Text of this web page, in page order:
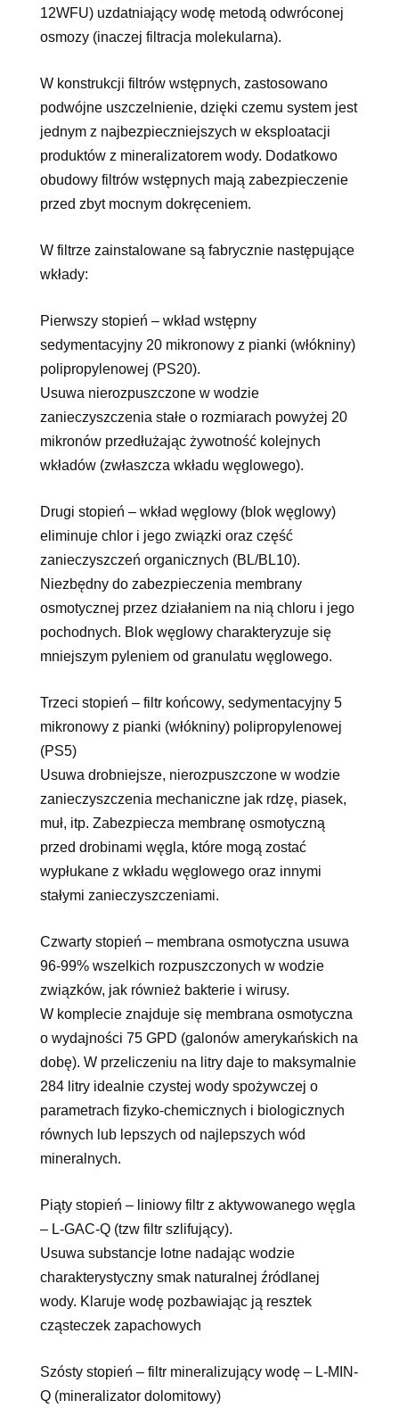
12WFU) uzdatniający wodę metodą odwróconej
osmozy (inaczej filtracja molekularna).
W konstrukcji filtrów wstępnych, zastosowano
podwójne uszczelnienie, dzięki czemu system jest
jednym z najbezpieczniejszych w eksploatacji
produktów z mineralizatorem wody. Dodatkowo
obudowy filtrów wstępnych mają zabezpieczenie
przed zbyt mocnym dokręceniem.
W filtrze zainstalowane są fabrycznie następujące
wkłady:
Pierwszy stopień – wkład wstępny
sedymentacyjny 20 mikronowy z pianki (włókniny)
polipropylenowej (PS20).
Usuwa nierozpuszczone w wodzie
zanieczyszczenia stałe o rozmiarach powyżej 20
mikronów przedłużając żywotność kolejnych
wkładów (zwłaszcza wkładu węglowego).
Drugi stopień – wkład węglowy (blok węglowy)
eliminuje chlor i jego związki oraz część
zanieczyszczeń organicznych (BL/BL10).
Niezbędny do zabezpieczenia membrany
osmotycznej przez działaniem na nią chloru i jego
pochodnych. Blok węglowy charakteryzuje się
mniejszym pyleniem od granulatu węglowego.
Trzeci stopień – filtr końcowy, sedymentacyjny 5
mikronowy z pianki (włókniny) polipropylenowej
(PS5)
Usuwa drobniejsze, nierozpuszczone w wodzie
zanieczyszczenia mechaniczne jak rdzę, piasek,
muł, itp. Zabezpiecza membranę osmotyczną
przed drobinami węgla, które mogą zostać
wypłukane z wkładu węglowego oraz innymi
stałymi zanieczyszczeniami.
Czwarty stopień – membrana osmotyczna usuwa
96-99% wszelkich rozpuszczonych w wodzie
związków, jak również bakterie i wirusy.
W komplecie znajduje się membrana osmotyczna
o wydajności 75 GPD (galonów amerykańskich na
dobę). W przeliczeniu na litry daje to maksymalnie
284 litry idealnie czystej wody spożywczej o
parametrach fizyko-chemicznych i biologicznych
równych lub lepszych od najlepszych wód
mineralnych.
Piąty stopień – liniowy filtr z aktywowanego węgla
– L-GAC-Q (tzw filtr szlifujący).
Usuwa substancje lotne nadając wodzie
charakterystyczny smak naturalnej źródlanej
wody. Klaruje wodę pozbawiając ją resztek
cząsteczek zapachowych
Szósty stopień – filtr mineralizujący wodę – L-MIN-
Q (mineralizator dolomitowy)